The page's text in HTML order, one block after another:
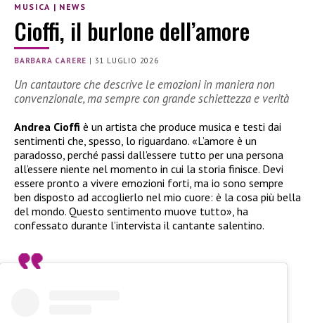
MUSICA | NEWS
Cioffi, il burlone dell’amore
BARBARA CARERE | 31 LUGLIO 2026
Un cantautore che descrive le emozioni in maniera non
convenzionale, ma sempre con grande schiettezza e verità
Andrea Cioffi è un artista che produce musica e testi dai
sentimenti che, spesso, lo riguardano. «L’amore è un
paradosso, perché passi dall’essere tutto per una persona
all’essere niente nel momento in cui la storia finisce. Devi
essere pronto a vivere emozioni forti, ma io sono sempre
ben disposto ad accoglierlo nel mio cuore: è la cosa più bella
del mondo. Questo sentimento muove tutto», ha
confessato durante l’intervista il cantante salentino.